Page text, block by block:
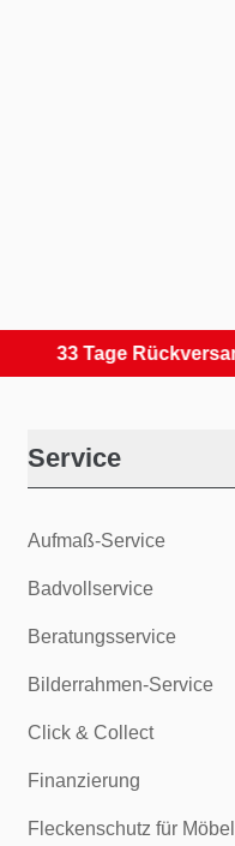
33 Tage Rückversand
Service
Aufmaß-Service
Badvollservice
Beratungsservice
Bilderrahmen-Service
Click & Collect
Finanzierung
Fleckenschutz für Möbel